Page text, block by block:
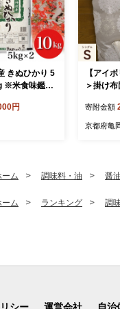
きぬひかり 5
※米食味鑑定
お米問屋が
※沖縄本島・
円
【アイ
＞掛け
≪日本製
サイドフ
い 布団
寄附金額
京都府亀
ム 調味料・油 醤
ム ランキング 調